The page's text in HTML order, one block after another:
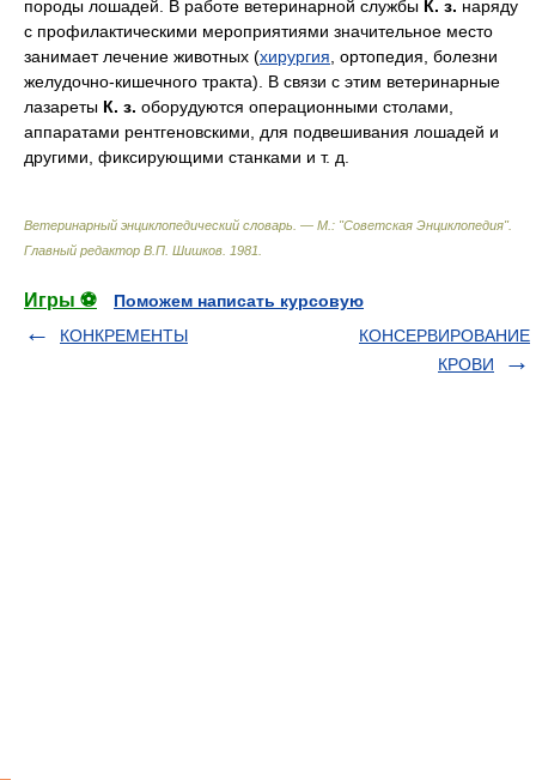
породы лошадей. В работе ветеринарной службы К. з. наряду
с профилактическими мероприятиями значительное место
занимает лечение животных (хирургия , ортопедия, болезни
желудочно-кишечного тракта). В связи с этим ветеринарные
лазареты К. з. оборудуются операционными столами,
аппаратами рентгеновскими, для подвешивания лошадей и
другими, фиксирующими станками и т. д.
Ветеринарный энциклопедический словарь. — М.: "Советская Энциклопедия".
Главный редактор В.П. Шишков 1981
Игры ⚽
Поможем написать курсовую
КОНКРЕМЕНТЫ
КОНСЕРВИРОВАНИЕ
КРОВИ